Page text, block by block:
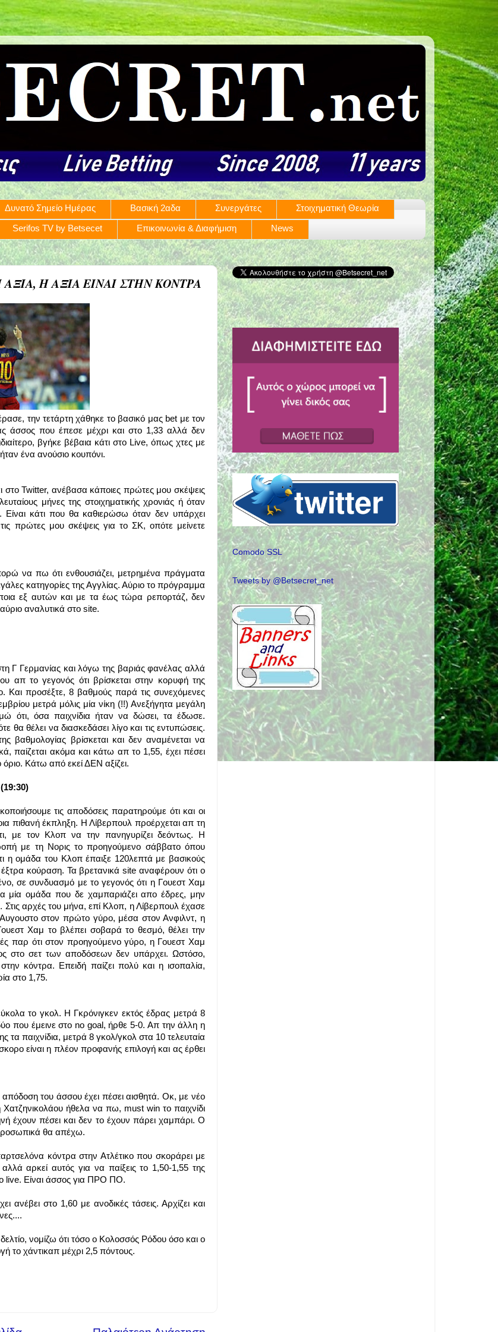
Δυνατό Σημείο Ημέρας Βασική 2αδα Συνεργάτες
Στοιχηματική Θεωρία
Serifos TV by Betsecet Επικοινωνία & Διαφήμιση News
Η ΑΞΙΑ ΕΙΝΑΙ ΣΤΗΝ ΚΟΝΤΡΑ
την τετάρτη χάθηκε το βασικό μας bet με τον
άσσος που έπεσε μέχρι και στο 1,33 αλλά δεν
βγήκε βέβαια κάτι στο Live, όπως χτες με
ένα ανούσιο κουπόνι.
Twitter, ανέβασα κάποιες πρώτες μου σκέψεις
μήνες της στοιχηματικής χρονιάς ή όταν
κάτι που θα καθιερώσω όταν δεν υπάρχει
πρώτες μου σκέψεις για το ΣΚ, οπότε μείνετε
να πω ότι ενθουσιάζει, μετρημένα πράγματα
κατηγορίες της Αγγλίας. Αύριο το πρόγραμμα
εξ αυτών και με τα έως τώρα ρεπορτάζ, δεν
αναλυτικά στο site.
Γ Γερμανίας και λόγω της βαριάς φανέλας αλλά
απ το γεγονός ότι βρίσκεται στην κορυφή της
Και προσέξτε, 8 βαθμούς παρά τις συνεχόμενες
μετρά μόλις μία νίκη (!!) Ανεξήγητα μεγάλη
ότι, όσα παιχνίδια ήταν να δώσει, τα έδωσε.
θέλει να διασκεδάσει λίγο και τις εντυπώσεις.
βαθμολογίας βρίσκεται και δεν αναμένεται να
παίζεται ακόμα και κάτω απ το 1,55, έχει πέσει
Κάτω από εκεί ΔΕΝ αξίζει.
τις αποδόσεις παρατηρούμε ότι και οι
πιθανή έκπληξη. Η Λίβερπουλ προέρχεται απ τη
με τον Κλοπ να την πανηγυρίζει δεόντως. Η
με τη Νορις το προηγούμενο σάββατο όπου
η ομάδα του Κλοπ έπαιξε 120λεπτά με βασικούς
έξτρα κούραση. Τα βρετανικά site αναφέρουν ότι ο
σε συνδυασμό με το γεγονός ότι η Γουεστ Χαμ
μία ομάδα που δε χαμπαριάζει απο έδρες, μην
Στις αρχές του μήνα, επί Κλοπ, η Λίβερπουλ έχασε
στον πρώτο γύρο, μέσα στον Ανφιλντ, η
Χαμ το βλέπει σοβαρά το θεσμό, θέλει την
παρ ότι στον προηγούμενο γύρο, η Γουεστ Χαμ
στο σετ των αποδόσεων δεν υπάρχει. Ωστόσο,
κόντρα. Επειδή παίζει πολύ και η ισοπαλία,
στο 1,75.
το γκολ. Η Γκρόνιγκεν εκτός έδρας μετρά 8
που έμεινε στο no goal, ήρθε 5-0. Απ την άλλη η
τα παιχνίδια, μετρά 8 γκολ/γκολ στα 10 τελευταία
είναι η πλέον προφανής επιλογή και ας έρθει
του άσσου έχει πέσει αισθητά. Οκ, με νέο
ήθελα να πω, must win το παιχνίδι
έχουν πέσει και δεν το έχουν πάρει χαμπάρι. Ο
θα απέχω.
κόντρα στην Ατλέτικο που σκοράρει με
αρκεί αυτός για να παίξεις το 1,50-1,55 της
live. Είναι άσσος για ΠΡΟ ΠΟ.
ανέβει στο 1,60 με ανοδικές τάσεις. Αρχίζει και
νομίζω ότι τόσο ο Κολοσσός Ρόδου όσο και ο
το χάντικαπ μέχρι 2,5 πόντους.
Comodo SSL
Tweets by @Betsecret_net